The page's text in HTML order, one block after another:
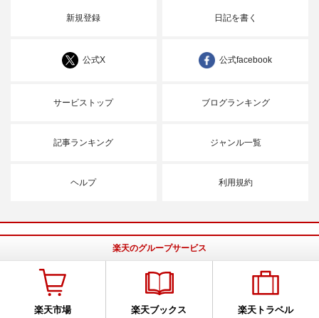
新規登録 日記を書く
公式X 公式facebook
サービストップ ブログランキング
記事ランキング ジャンル一覧
ヘルプ 利用規約
楽天のグループサービス
楽天市場 楽天ブックス 楽天トラベル